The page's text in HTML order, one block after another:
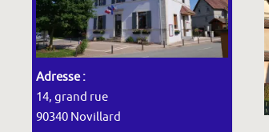
Adresse :
14, grand rue
90340 Novillard